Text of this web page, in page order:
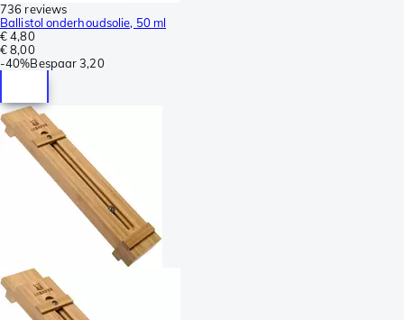
736 reviews
Ballistol onderhoudsolie, 50 ml
€ 4,80
€ 8,00
-40%Bespaar 3,20